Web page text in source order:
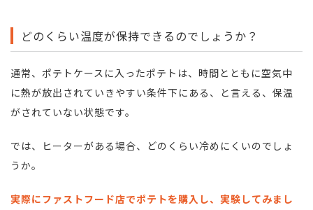
どのくらい温度が保持できるのでしょうか？
通常、ポテトケースに入ったポテトは、時間とともに空気中
に熱が放出されていきやすい条件下にある、と言える、保温
がされていない状態です。
では、ヒーターがある場合、どのくらい冷めにくいのでしょ
うか。
実際にファストフード店でポテトを購入し、実験してみまし